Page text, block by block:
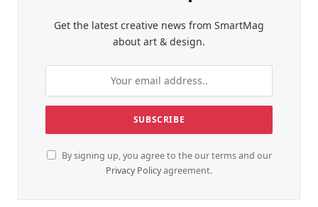
Get the latest creative news from SmartMag
about art & design.
By signing up, you agree to the our terms and our
Privacy Policyagreement.